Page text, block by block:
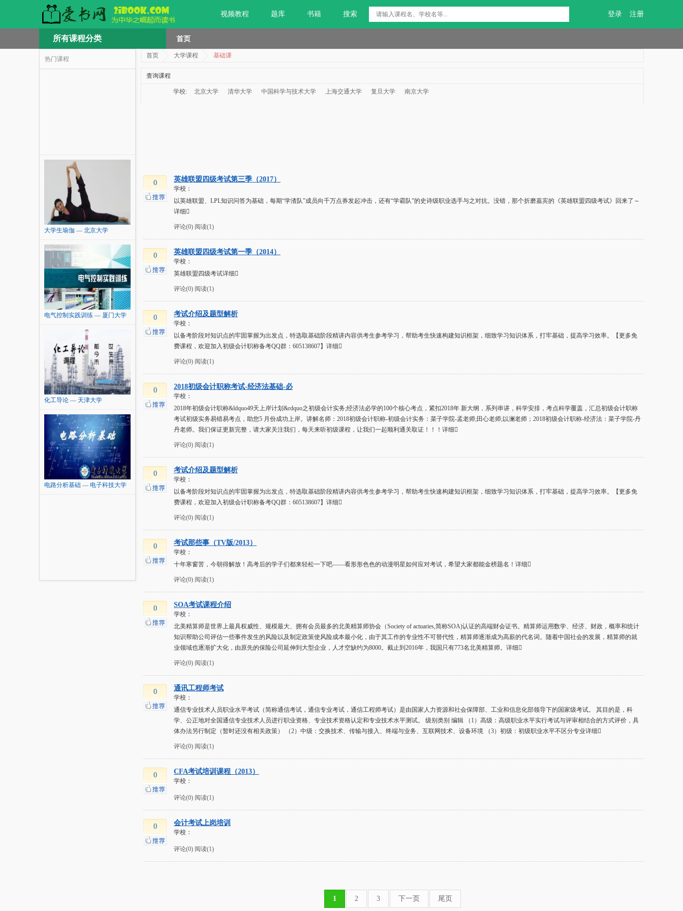
视频教程 题库 书籍 搜索 登录 注册
所有课程分类 首页
热门课程
大学生瑜伽 — 北京大学
电气控制实践训练 — 厦门大学
化工导论 — 天津大学
电路分析基础 — 电子科技大学
首页 大学课程 基础课
查询课程
学校: 北京大学 清华大学 中国科学与技术大学 上海交通大学 复旦大学 南京大学
0 英雄联盟四级考试第三季（2017）
学校：
以英雄联盟、LPL知识问答为基础，每期“学渣队”成员向千万点券发起冲击，还有“学霸队”的史诗级职业选手与之对抗。没错，那个折磨嘉宾的《英雄联盟四级考试》回来了～
详细
评论(0) 阅读(1)
0 英雄联盟四级考试第一季（2014）
学校：
英雄联盟四级考试详细
评论(0) 阅读(1)
0 考试介绍及题型解析
学校：
以备考阶段对知识点的牢固掌握为出发点，特选取基础阶段精讲内容供考生参考学习，帮助考生快速构建知识框架，细致学习知识体系，打牢基础，提高学习效率。【更多免
费课程，欢迎加入初级会计职称备考QQ群：605138607】详细
评论(0) 阅读(1)
0 2018初级会计职称考试-经济法基础-必
学校：
2018年初级会计职称&ldquo49天上岸计划&rdquo之初级会计实务;经济法必学的100个核心考点，紧扣2018年 新大纲，系列串讲，科学安排，考点科学覆盖，汇总初级会计职称
考试初级实务易错易考点，助您5 月份成功上岸。讲解名师：2018初级会计职称-初级会计实务：菜子学院-孟老师;田心老师;以澜老师；2018初级会计职称-经济法：菜子学院-丹
丹老师。我们保证更新完整，请大家关注我们，每天来听初级课程，让我们一起顺利通关取证！！！详细
评论(0) 阅读(1)
0 考试介绍及题型解析
学校：
以备考阶段对知识点的牢固掌握为出发点，特选取基础阶段精讲内容供考生参考学习，帮助考生快速构建知识框架，细致学习知识体系，打牢基础，提高学习效率。【更多免
费课程，欢迎加入初级会计职称备考QQ群：605138607】详细
评论(0) 阅读(1)
0 考试那些事（TV版/2013）
学校：
十年寒窗苦，今朝得解放！高考后的学子们都来轻松一下吧——看形形色色的动漫明星如何应对考试，希望大家都能金榜题名！详细
评论(0) 阅读(1)
0 SOA考试课程介绍
学校：
北美精算师是世界上最具权威性、规模最大、拥有会员最多的北美精算师协会（Society of actuaries,简称SOA)认证的高端财会证书。精算师运用数学、经济、财政，概率和统计
知识帮助公司评估一些事件发生的风险以及制定政策使风险成本最小化，由于其工作的专业性不可替代性，精算师逐渐成为高薪的代名词。随着中国社会的发展，精算师的就
业领域也逐渐扩大化，由原先的保险公司延伸到大型企业，人才空缺约为8000。截止到2016年，我国只有773名北美精算师。详细
评论(0) 阅读(1)
0 通讯工程师考试
学校：
通信专业技术人员职业水平考试（简称通信考试，通信专业考试，通信工程师考试）是由国家人力资源和社会保障部、工业和信息化部领导下的国家级考试。 其目的是，科
学、公正地对全国通信专业技术人员进行职业资格、专业技术资格认定和专业技术水平测试。 级别类别 编辑 （1）高级：高级职业水平实行考试与评审相结合的方式评价，具
体办法另行制定（暂时还没有相关政策） （2）中级：交换技术、传输与接入、终端与业务、互联网技术、设备环境 （3）初级：初级职业水平不区分专业详细
评论(0) 阅读(1)
0 CFA考试培训课程（2013）
学校：
评论(0) 阅读(1)
0 会计考试上岗培训
学校：
评论(0) 阅读(1)
1 2 3 下一页 尾页